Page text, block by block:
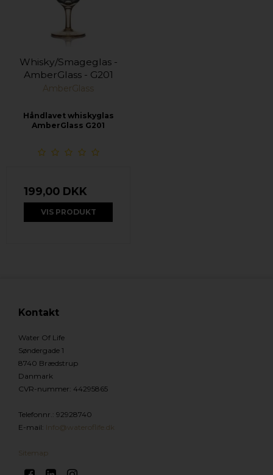
Whisky/Smageglas -
AmberGlass - G201
AmberGlass
Håndlavet whiskyglas
AmberGlass G201
199,00 DKK
VIS PRODUKT
Kontakt
Water Of Life
Søndergade 1
8740 Brædstrup
Danmark
CVR-nummer: 44295865
Telefonnr. : 92928740
E-mail: Info@wateroflife.dk
Sitemap